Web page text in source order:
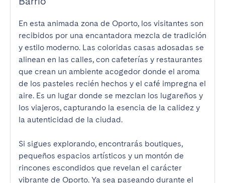
En esta animada zona de Oporto, los visitantes son
recibidos por una encantadora mezcla de tradición
y estilo moderno. Las coloridas casas adosadas se
alinean en las calles, con cafeterías y restaurantes
que crean un ambiente acogedor donde el aroma
de los pasteles recién hechos y el café impregna el
aire. Es un lugar donde se mezclan los lugareños y
los viajeros, capturando la esencia de la calidez y
la autenticidad de la ciudad.
Si sigues explorando, encontrarás boutiques,
pequeños espacios artísticos y un montón de
rincones escondidos que revelan el carácter
vibrante de Oporto. Ya sea paseando durante el